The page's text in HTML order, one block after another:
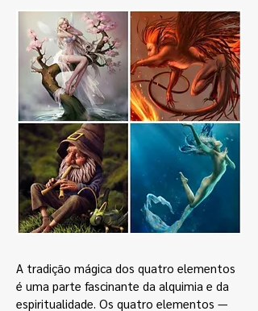
A tradição mágica dos quatro elementos
é uma parte fascinante da alquimia e da
espiritualidade. Os quatro elementos —